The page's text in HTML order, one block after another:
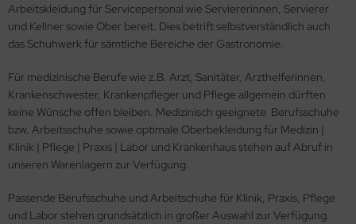
Arbeitskleidung für Servicepersonal wie Serviererinnen, Servierer
und Kellner sowie Ober bereit. Dies betrift selbstverständlich auch
das Schuhwerk für sämtliche Bereiche der Gastronomie.
Für medizinische Berufe wie z.B. Arzt, Sanitäter, Arzthelferinnen,
Krankenschwester, Krankenpfleger und Pflege allgemein dürften
keine Wünsche offen bleiben. Medizinisch geeignete Berufsschuhe
bzw. Arbeitsschuhe sowie optimale Oberbekleidung für Medizin |
Klinik | Pflege | Praxis | Labor und Krankenhaus stehen auf Abruf in
unseren Warenlagern zur Verfügung.
Passende Berufsschuhe und Arbeitschuhe für Klinik, Praxis, Pflege
und Labor stehen grundsätzlich in großer Auswahl zur Verfügung.
Berufskleidung
Berufskleidung
Berufskleidung
Poloshirts Sweatshirts
MTS
Sicherheitsschuhe
Jogger SafetyShoes
Berufsschuhe
Handschuhe
Handschuhe
Jogger Safety Shoe
Arbeitsschuhe